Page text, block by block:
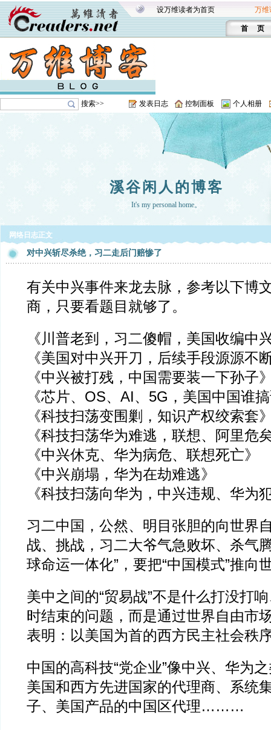
设万维读者为首页 万维
首 页
搜索>> 发表日志 控制面板 个人相册
溪谷闲人的博客
It's my personal home。
网络日志正文
对中兴斩尽杀绝，习二走后门赔惨了
有关中兴事件来龙去脉，参考以下博
商，只要看题目就够了。
《川普老到，习二傻帽，美国收编中
《美国对中兴开刀，后续手段源源不
《中兴被打残，中国需要装一下孙子
《芯片、OS、AI、5G，美国中国谁
《科技扫荡变围剿，知识产权绞索套
《科技扫荡华为难逃，联想、阿里危
《中兴休克、华为病危、联想死亡》
《中兴崩塌，华为在劫难逃》
《科技扫荡向华为，中兴违规、华为
习二中国，公然、明目张胆的向世界
战、挑战，习二大爷气急败坏、杀气
球命运一体化”，要把“中国模式”推
美中之间的“贸易战”不是什么打没打
时结束的问题，而是通过世界自由市
表明：以美国为首的西方民主社会秩
中国的高科技“党企业”像中兴、华为
美国和西方先进国家的代理商、系统
子、美国产品的中国区代理………